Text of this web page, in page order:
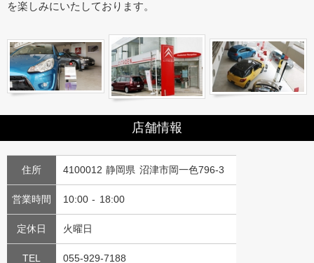
を楽しみにいたしております。
店舗情報
住所 4100012 静岡県 沼津市岡一色796-3
営業時間 10:00 - 18:00
定休日 火曜日
TEL 055-929-7188